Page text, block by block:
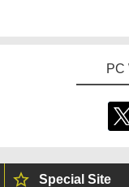
PC
Special Site